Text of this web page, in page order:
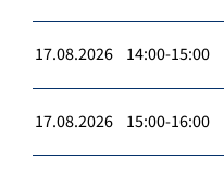
17.08.2026 14:00-15:00
17.08.2026 15:00-16:00